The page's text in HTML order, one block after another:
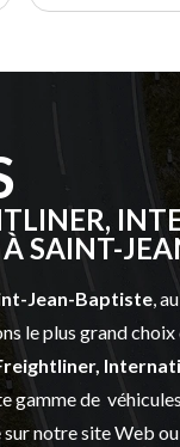
SAINT-
Jean-Baptiste,
le plus grand choix
gamme de
notre site Web